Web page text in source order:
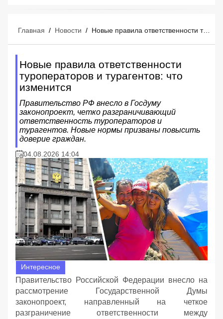
Главная / Новости / Новые правила ответственности туроператоров и турагентов: что изменится
Новые правила ответственности
туроператоров и турагентов: что
изменится
Правительство РФ внесло в Госдуму
законопроект, четко разграничивающий
ответственность туроператоров и
турагентов. Новые нормы призваны повысить
доверие граждан.
04.08.2026 14:04
Интересное
Правительство Российской Федерации внесло на
рассмотрение Государственной Думы
законопроект, направленный на четкое
разграничение ответственности между